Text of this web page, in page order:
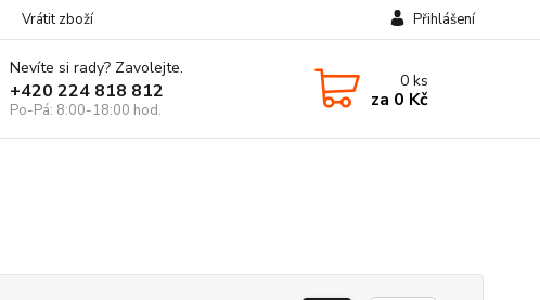
Vrátit zboží Přihlášení
Nevíte si rady? Zavolejte.
+420 224 818 812
Po-Pá: 8:00-18:00 hod.
0ks
za 0 Kč